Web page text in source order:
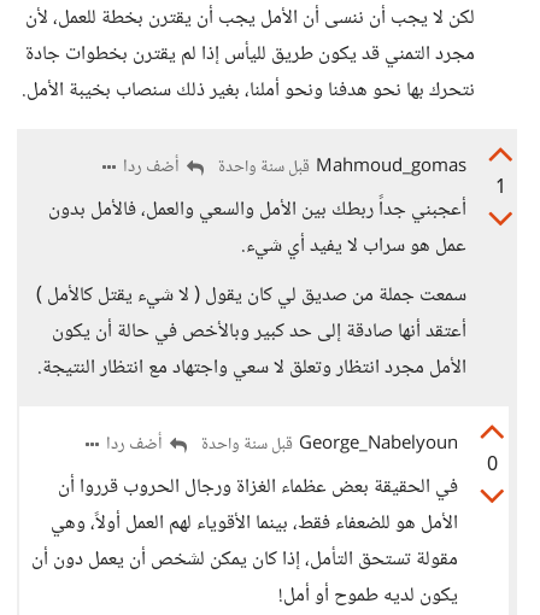
لكن لا يجب أن ننسى أن الأمل يجب أن يقترن بخطة للعمل، لأن
مجرد التمني قد يكون طريق لليأس إذا لم يقترن بخطوات جادة
نتحرك بها نحو هدفنا ونحو أملنا، بغير ذلك سنصاب بخيبة الأمل.
1
Mahmoud_gomas قبل سنة واحدة أضف ردا
أعجبني جداً ربطك بين الأمل والسعي والعمل، فالأمل بدون
عمل هو سراب لا يفيد أي شيء.
سمعت جملة من صديق لي كان يقول ( لا شيء يقتل كالأمل )
أعتقد أنها صادقة إلى حد كبير وبالأخص في حالة أن يكون
الأمل مجرد انتظار وتعلق لا سعي واجتهاد مع انتظار النتيجة.
0
George_Nabelyoun قبل سنة واحدة أضف ردا
في الحقيقة بعض عظماء الغزاة ورجال الحروب قرروا أن
الأمل هو للضعفاء فقط، بينما الأقوياء لهم العمل أولاً، وهي
مقولة تستحق التأمل، إذا كان يمكن لشخص أن يعمل دون أن
يكون لديه طموح أو أمل!